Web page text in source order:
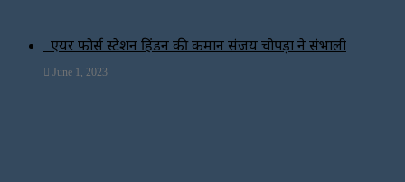
एयर फोर्स स्टेशन हिंडन की कमान संजय चोपड़ा ने संभाली
June 1, 2023